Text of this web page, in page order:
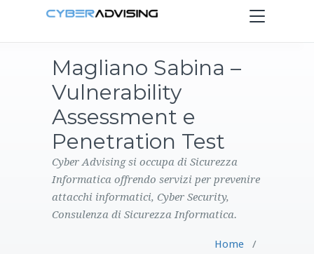
Toggle
navigation
PRODOTTI
CONTATTI
Magliano Sabina –
Vulnerability
Assessment e
Penetration Test
Cyber Advising si occupa di Sicurezza
Informatica offrendo servizi per prevenire
attacchi informatici, Cyber Security,
Consulenza di Sicurezza Informatica.
Home/